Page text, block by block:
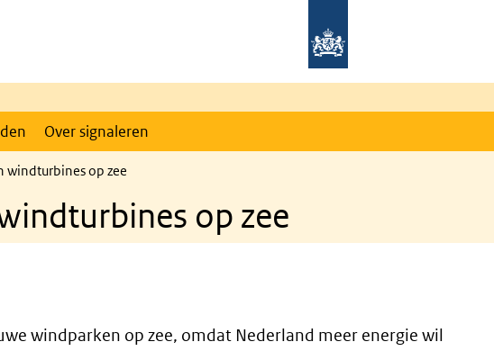
Over signaleren
windturbines op zee
op zee
windparken op zee, omdat Nederland meer energie wil